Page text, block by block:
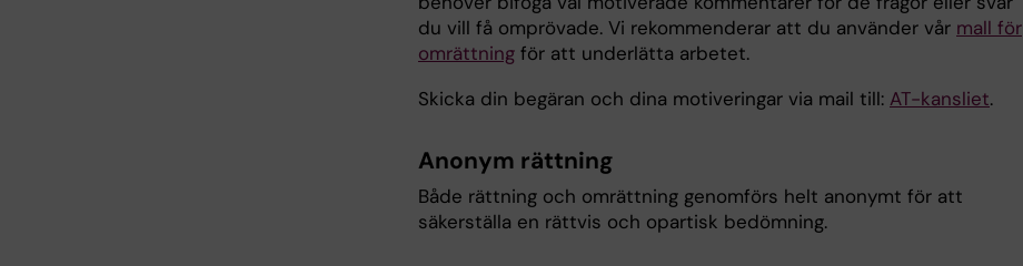
du vill få omprövade. Vi rekommenderar att du använder vår mall för
omrättning för att underlätta arbetet.
Skicka din begäran och dina motiveringar via mail till: AT-kansliet.
Anonym rättning
Både rättning och omrättning genomförs helt anonymt för att
säkerställa en rättvis och opartisk bedömning.